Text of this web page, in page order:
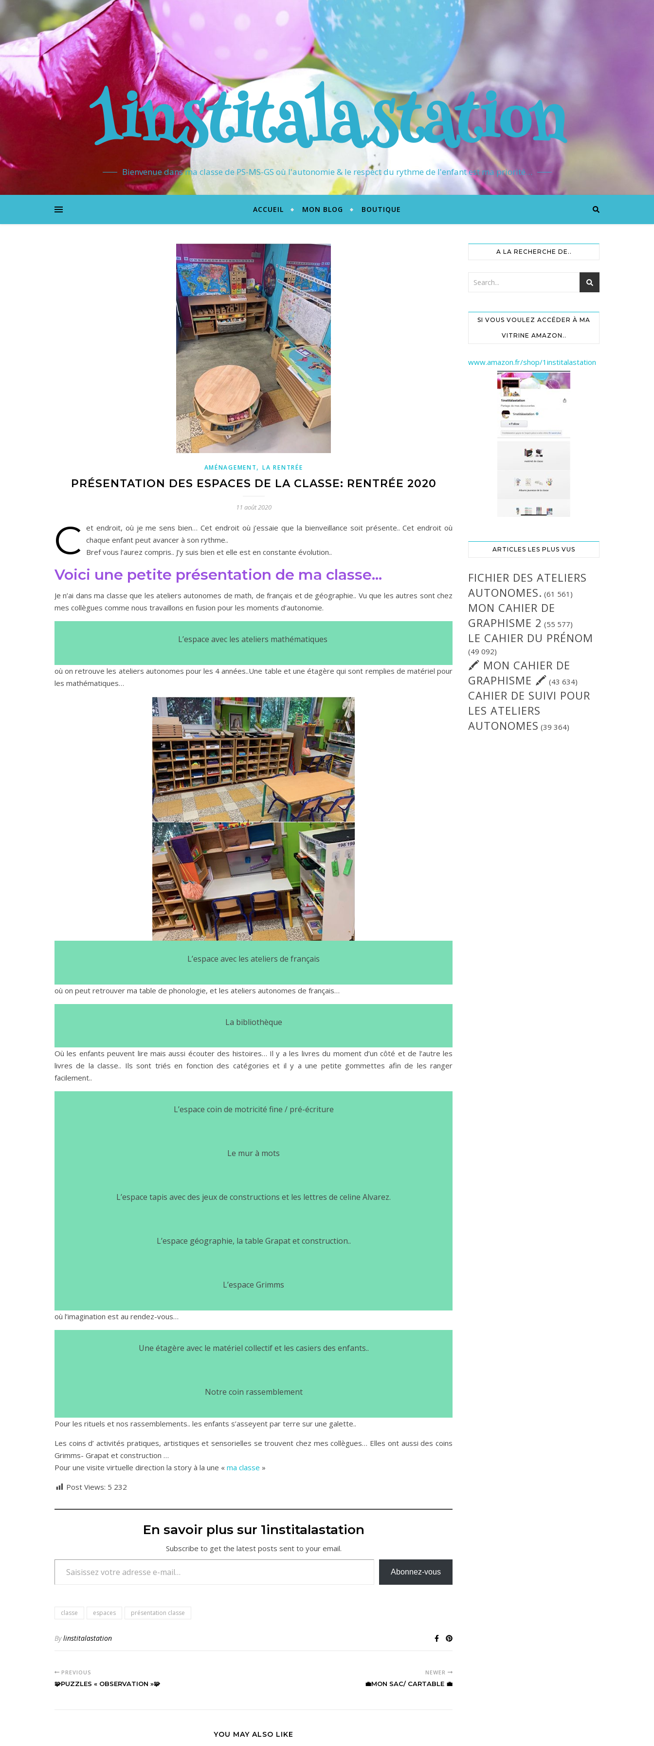
1institalastation
Bienvenue dans ma classe de PS-MS-GS où l'autonomie & le respect du rythme de l'enfant est ma priorité…
ACCUEIL MON BLOG BOUTIQUE
AMÉNAGEMENT,LA RENTRÉE
PRÉSENTATION DES ESPACES DE LA CLASSE: RENTRÉE 2020
11 août 2020
C et endroit, où je me sens bien… Cet endroit où j’essaie que la bienveillance soit présente.. Cet endroit où
chaque enfant peut avancer à son rythme..
Bref vous l’aurez compris.. J’y suis bien et elle est en constante évolution..
Voici une petite présentation de ma classe…
Je n’ai dans ma classe que les ateliers autonomes de math, de français et de géographie.. Vu que les autres sont chez
mes collègues comme nous travaillons en fusion pour les moments d’autonomie.
L’espace avec les ateliers mathématiques
où on retrouve les ateliers autonomes pour les 4 années..Une table et une étagère qui sont remplies de matériel pour
les mathématiques…
L’espace avec les ateliers de français
où on peut retrouver ma table de phonologie, et les ateliers autonomes de français…
La bibliothèque
Où les enfants peuvent lire mais aussi écouter des histoires… Il y a les livres du moment d’un côté et de l’autre les
livres de la classe.. Ils sont triés en fonction des catégories et il y a une petite gommettes afin de les ranger
facilement..
L’espace coin de motricité fine / pré-écriture
Le mur à mots
L’espace tapis avec des jeux de constructions et les lettres de celine Alvarez.
L’espace géographie, la table Grapat et construction..
L’espace Grimms
où l’imagination est au rendez-vous…
Une étagère avec le matériel collectif et les casiers des enfants..
Notre coin rassemblement
Pour les rituels et nos rassemblements.. les enfants s’asseyent par terre sur une galette..
Les coins d’ activités pratiques, artistiques et sensorielles se trouvent chez mes collègues… Elles ont aussi des coins
Grimms- Grapat et construction …
Pour une visite virtuelle direction la story à la une « ma classe »
Post Views: 5 232
En savoir plus sur 1institalastation
Subscribe to get the latest posts sent to your email.
Saisissez votre adresse e-mail…
Abonnez-vous
classe espaces présentation classe
Bylinstitalastation
PREVIOUS
🧩PUZZLES « OBSERVATION »🧩
NEWER
💼MON SAC/ CARTABLE 💼
YOU MAY ALSO LIKE
A LA RECHERCHE DE..
SI VOUS VOULEZ ACCÉDER À MA
VITRINE AMAZON..
www.amazon.fr/shop/1institalastation
ARTICLES LES PLUS VUS
FICHIER DES ATELIERS
AUTONOMES. (61 561)
MON CAHIER DE
GRAPHISME 2 (55 577)
LE CAHIER DU PRÉNOM
(49 092)
🖍 MON CAHIER DE
GRAPHISME 🖍 (43 634)
CAHIER DE SUIVI POUR
LES ATELIERS
AUTONOMES (39 364)